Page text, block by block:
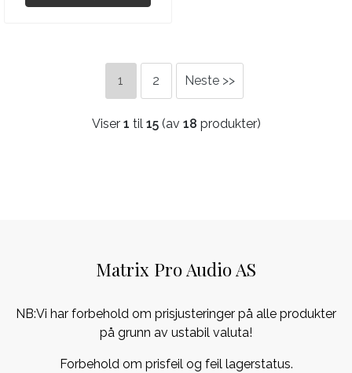
1 2 Neste >>
Viser 1 til 15(av 18 produkter)
Matrix Pro Audio AS
NB:Vi har forbehold om prisjusteringer på alle produkter
på grunn av ustabil valuta!
Forbehold om prisfeil og feil lagerstatus.